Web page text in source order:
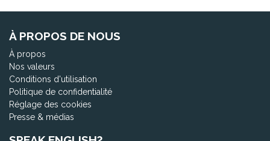
À PROPOS DE NOUS
À propos
Nos valeurs
Conditions d'utilisation
Politique de confidentialité
Réglage des cookies
Presse & médias